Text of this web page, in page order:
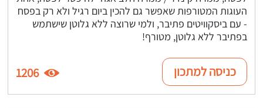
העוגות המטורפות שאפשר גם להכין ביום רגיל ולא רק בפסח
- עם ביסקוויטים פתיבר, ולמי שרוצה ללא גלוטן שישתמש
בפתיבר ללא גלוטן, מטורף!
כניסה למתכון 1206